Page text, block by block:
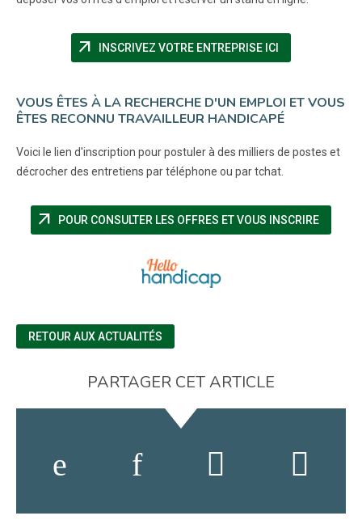
arrow_outward INSCRIVEZ VOTRE ENTREPRISE ICI
VOUS ÊTES À LA RECHERCHE D'UN EMPLOI ET VOUS
ÊTES RECONNU TRAVAILLEUR HANDICAPÉ
Voici le lien d'inscription pour postuler à des milliers de postes et
décrocher des entretiens par téléphone ou par tchat.
arrow_outward POUR CONSULTER LES OFFRES ET VOUS INSCRIRE
RETOUR AUX ACTUALITÉS
PARTAGER CET ARTICLE